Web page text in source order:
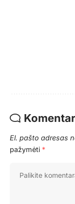
El. pašto adresas
pažymėti *